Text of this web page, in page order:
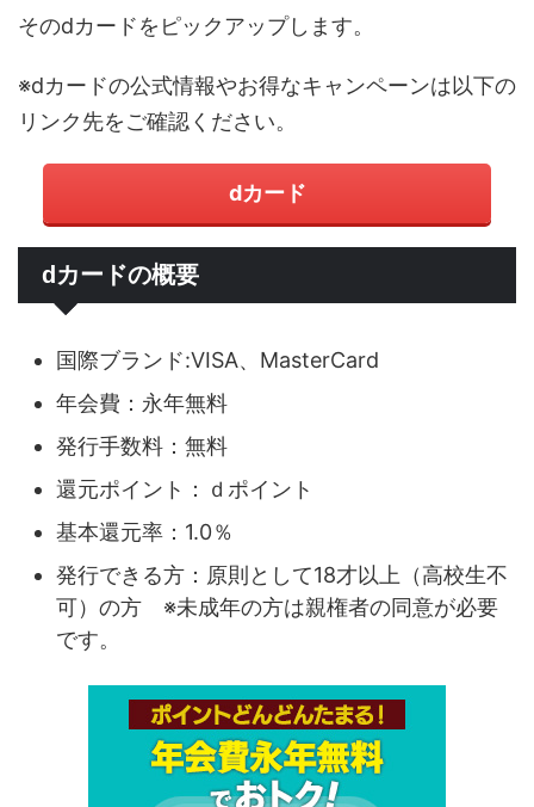
そのdカードをピックアップします。
※dカードの公式情報やお得なキャンペーンは以下の
リンク先をご確認ください。
dカード
dカードの概要
国際ブランド:VISA、MasterCard
年会費：永年無料
発行手数料：無料
還元ポイント：ｄポイント
基本還元率：1.0％
発行できる方：原則として18才以上（高校生不
可）の方 ※未成年の方は親権者の同意が必要
です。